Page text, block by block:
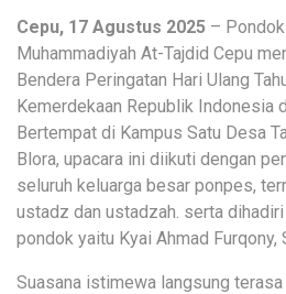
Cepu, 17 Agustus 2025 –
Muhammadiyah At-Tajdid Cepu
Bendera Peringatan Hari Ulang
Kemerdekaan Republik Indonesia
Bertempat di Kampus Satu Desa
Blora, upacara ini diikuti dengan
seluruh keluarga besar ponpes,
ustadz dan ustadzah. serta
pondok yaitu Kyai Ahmad Furqony,
Suasana istimewa langsung terasa